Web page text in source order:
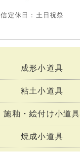
定休日：土日祝祭
成形小道具
粘土小道具
施釉・絵付け小道具
焼成小道具